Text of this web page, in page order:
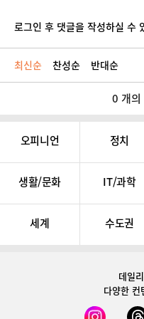
로그인 후 댓글을 작성하실 수
최신순 찬성순 반대순
0 개의
오피니언 정치
생활/문화 IT/과학
세계 수도권
데일
다양한 컨